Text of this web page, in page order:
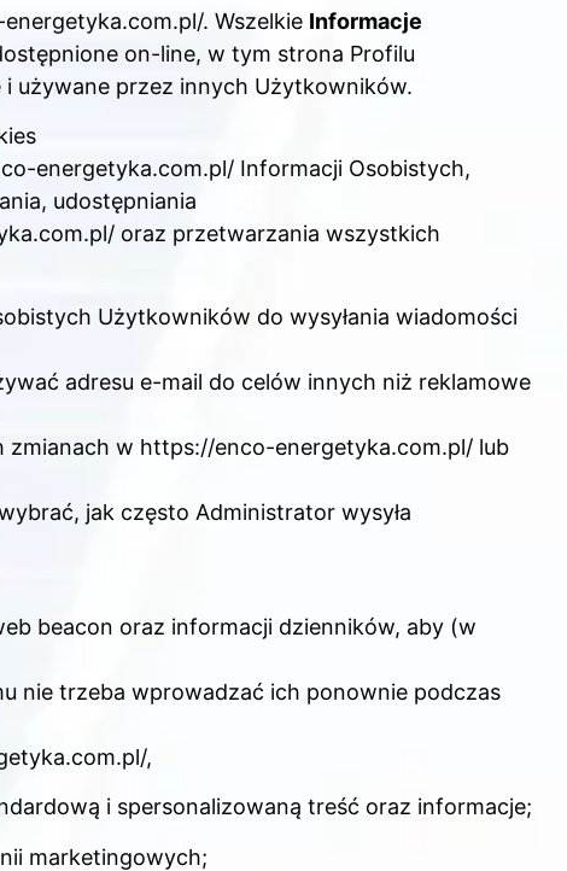
. Wszelkie Informacje
on-line, w tym strona Profilu
używane przez innych Użytkowników.
energetyka.com.pl/ Informacji Osobistych,
udostępniania
oraz przetwarzania wszystkich
Użytkowników do wysyłania wiadomości
adresu e-mail do celów innych niż reklamowe
w https://enco-energetyka.com.pl/ lub
jak często Administrator wysyła
beacon oraz informacji dzienników, aby (w
nie trzeba wprowadzać ich ponownie podczas
,
i spersonalizowaną treść oraz informacje;
marketingowych;